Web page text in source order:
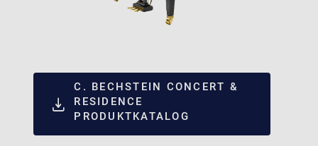
C. BECHSTEIN CONCERT &
RESIDENCE
PRODUKTKATALOG